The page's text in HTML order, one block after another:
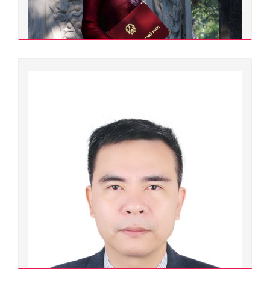
Đỗ Thị Xuân Dung
Phó giáo sư - Tiến sĩ
Ngành đào tạo:
Ngôn ngữ học
Chuyên ngành đào tạo:
Ngôn ngữ học